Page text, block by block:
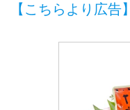
【こちらより広告】